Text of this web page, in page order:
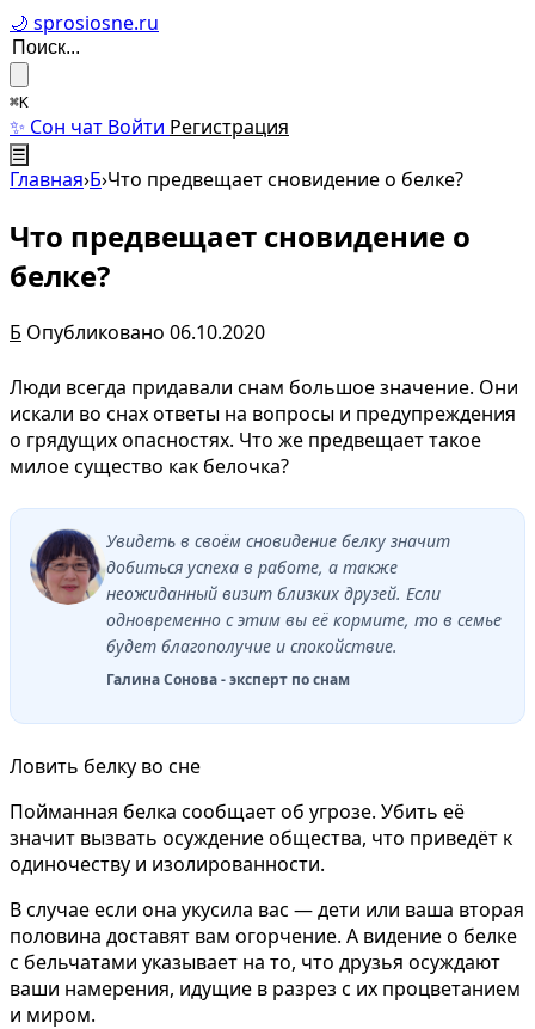
🌙 sprosiosne.ru
⌘K
✨ Сон чат Войти Регистрация
☰
Главная›Б›Что предвещает сновидение о белке?
Что предвещает сновидение о
белке?
Б Опубликовано 06.10.2020
Люди всегда придавали снам большое значение. Они
искали во снах ответы на вопросы и предупреждения
о грядущих опасностях. Что же предвещает такое
милое существо как белочка?
Увидеть в своём сновидение белку значит
добиться успеха в работе, а также
неожиданный визит близких друзей. Если
одновременно с этим вы её кормите, то в семье
будет благополучие и спокойствие.
Галина Сонова - эксперт по снам
Ловить белку во сне
Пойманная белка сообщает об угрозе. Убить её
значит вызвать осуждение общества, что приведёт к
одиночеству и изолированности.
В случае если она укусила вас — дети или ваша вторая
половина доставят вам огорчение. А видение о белке
с бельчатами указывает на то, что друзья осуждают
ваши намерения, идущие в разрез с их процветанием
и миром.